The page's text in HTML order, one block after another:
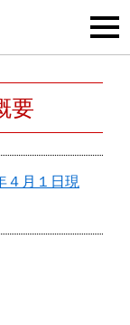
要
４月１日現